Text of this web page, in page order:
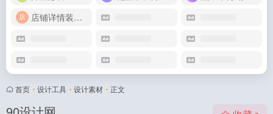
店铺详情装修模版
首页 • 设计工具 • 设计素材 • 正文